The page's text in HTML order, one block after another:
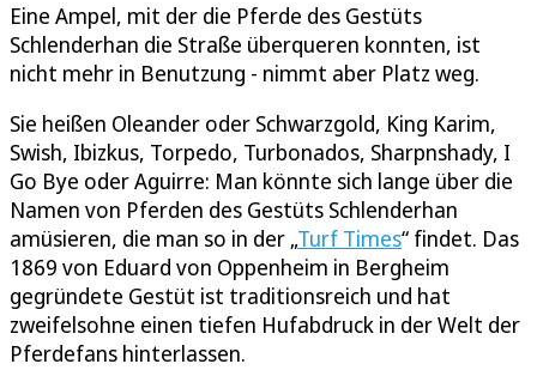
Eine Ampel, mit der die Pferde des Gestüts
Schlenderhan die Straße überqueren konnten, ist
nicht mehr in Benutzung - nimmt aber Platz weg.
Sie heißen Oleander oder Schwarzgold, King Karim,
Swish, Ibizkus, Torpedo, Turbonados, Sharpnshady, I
Go Bye oder Aguirre: Man könnte sich lange über die
Namen von Pferden des Gestüts Schlenderhan
amüsieren, die man so in der „Turf Times“ findet. Das
1869 von Eduard von Oppenheim in Bergheim
gegründete Gestüt ist traditionsreich und hat
zweifelsohne einen tiefen Hufabdruck in der Welt der
Pferdefans hinterlassen.